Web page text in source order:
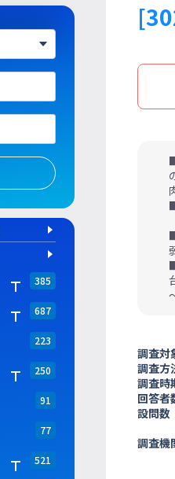
385
687
223
250
91
77
521
調査対
調査方
調査時
回答者
設問数
調査機